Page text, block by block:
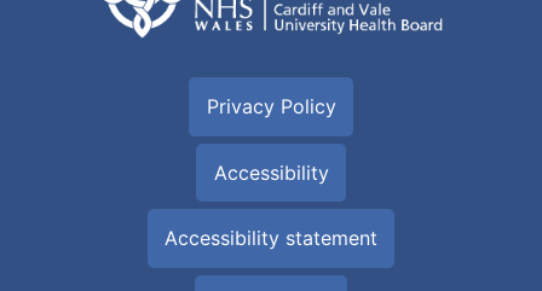
Privacy Policy
Accessibility
Accessibility statement